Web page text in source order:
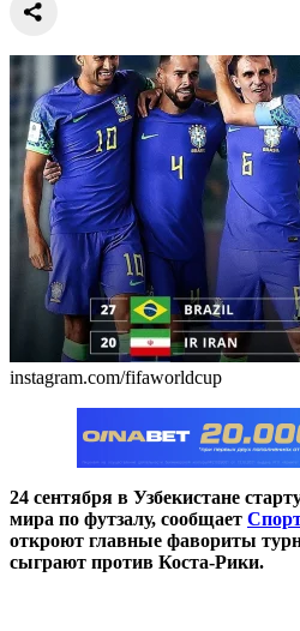
instagram.com/fifaworldcup
24 сентября в Узбекистане
мира по футзалу, сообщает
откроют главные фавориты
сыграют против Коста-Рики.